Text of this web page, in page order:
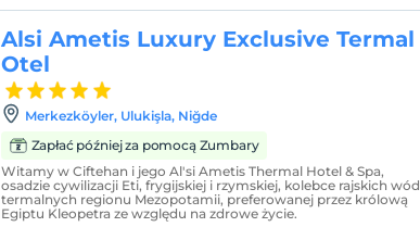
Alsi Ametis Luxury Exclusive Termal
Otel
Merkezköyler, Ulukişla, Niğde
Zapłać później za pomocą Zumbary
Witamy w Ciftehan i jego Al'si Ametis Thermal Hotel & Spa,
osadzie cywilizacji Eti, frygijskiej i rzymskiej, kolebce rajskich wód
termalnych regionu Mezopotamii, preferowanej przez królową
Egiptu Kleopetra ze względu na zdrowe życie.